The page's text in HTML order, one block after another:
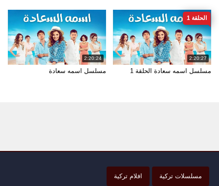
2:20:27
الحلقة 1
مسلسل اسمه سعادة الحلقة 1
2:20:24
مسلسل اسمه سعادة
مسلسلات تركية افلام تركية